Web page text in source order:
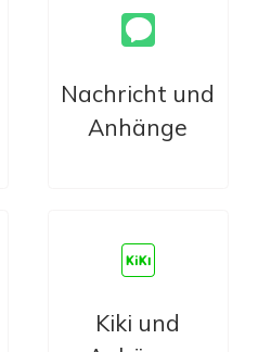
Nachricht und
Anhänge
Kiki und